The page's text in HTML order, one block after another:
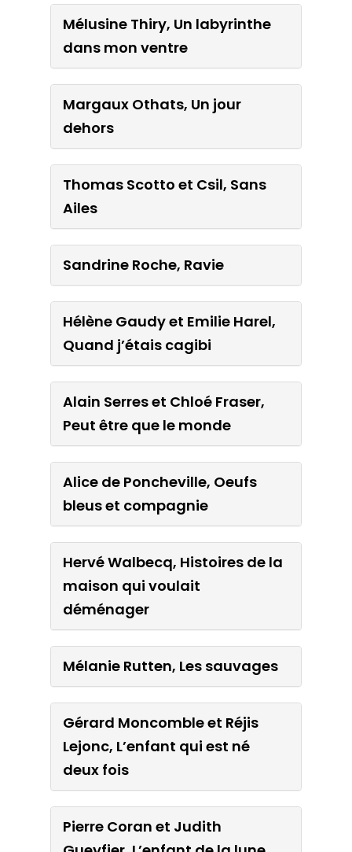
Thierry Dedieu, Un océan
dans les yeux
Mélusine Thiry, Un
labyrinthe dans mon ventre
Margaux Othats, Un jour
dehors
Thomas Scotto et Csil, Sans
Ailes
Sandrine Roche, Ravie
Hélène Gaudy et Emilie
Harel, Quand j’étais cagibi
Alain Serres et Chloé Fraser,
Peut être que le monde
Alice de Poncheville, Oeufs
bleus et compagnie
Hervé Walbecq, Histoires de
la maison qui voulait
déménager
Mélanie Rutten, Les
sauvages
Gérard Moncomble et Réjis
Mélusine Thiry, Un labyrinthe
dans mon ventre
Margaux Othats, Un jour
dehors
Thomas Scotto et Csil, Sans
Ailes
Sandrine Roche, Ravie
Hélène Gaudy et Emilie Harel,
Quand j’étais cagibi
Alain Serres et Chloé Fraser,
Peut être que le monde
Alice de Poncheville, Oeufs
bleus et compagnie
Hervé Walbecq, Histoires de la
maison qui voulait
déménager
Mélanie Rutten, Les sauvages
Gérard Moncomble et Réjis
Lejonc, L’enfant qui est né
deux fois
Pierre Coran et Judith